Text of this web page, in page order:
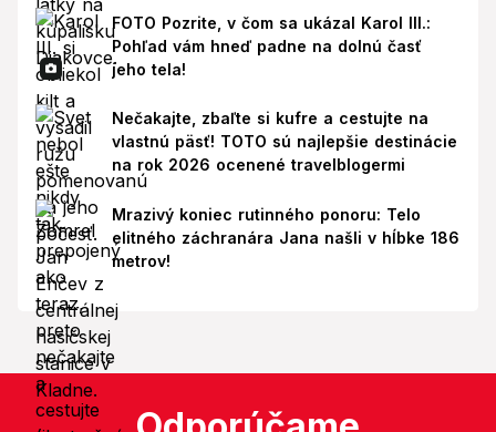
FOTO Pozrite, v čom sa ukázal Karol III.:
Pohľad vám hneď padne na dolnú časť
jeho tela!
Nečakajte, zbaľte si kufre a cestujte na
vlastnú päsť! TOTO sú najlepšie destinácie
na rok 2026 ocenené travelblogermi
Mrazivý koniec rutinného ponoru: Telo
elitného záchranára Jana našli v hĺbke 186
metrov!